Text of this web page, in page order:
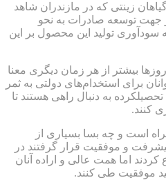
زینتی که در مازندران شاهد
جهت توسعه صادرات به نحو
سودآوری تولید این محصول بر این
بیشتر از هر زمان دیگری معنا
برای استخدام‌های دولتی به ثمر
به دنبال راهی هستند تا
کنند.
است و چه بسا بسیاری از
و موفقیت قرار گرفتند در
کردند اما همت عالی و اراده آنان
موفقیت طی کنند.